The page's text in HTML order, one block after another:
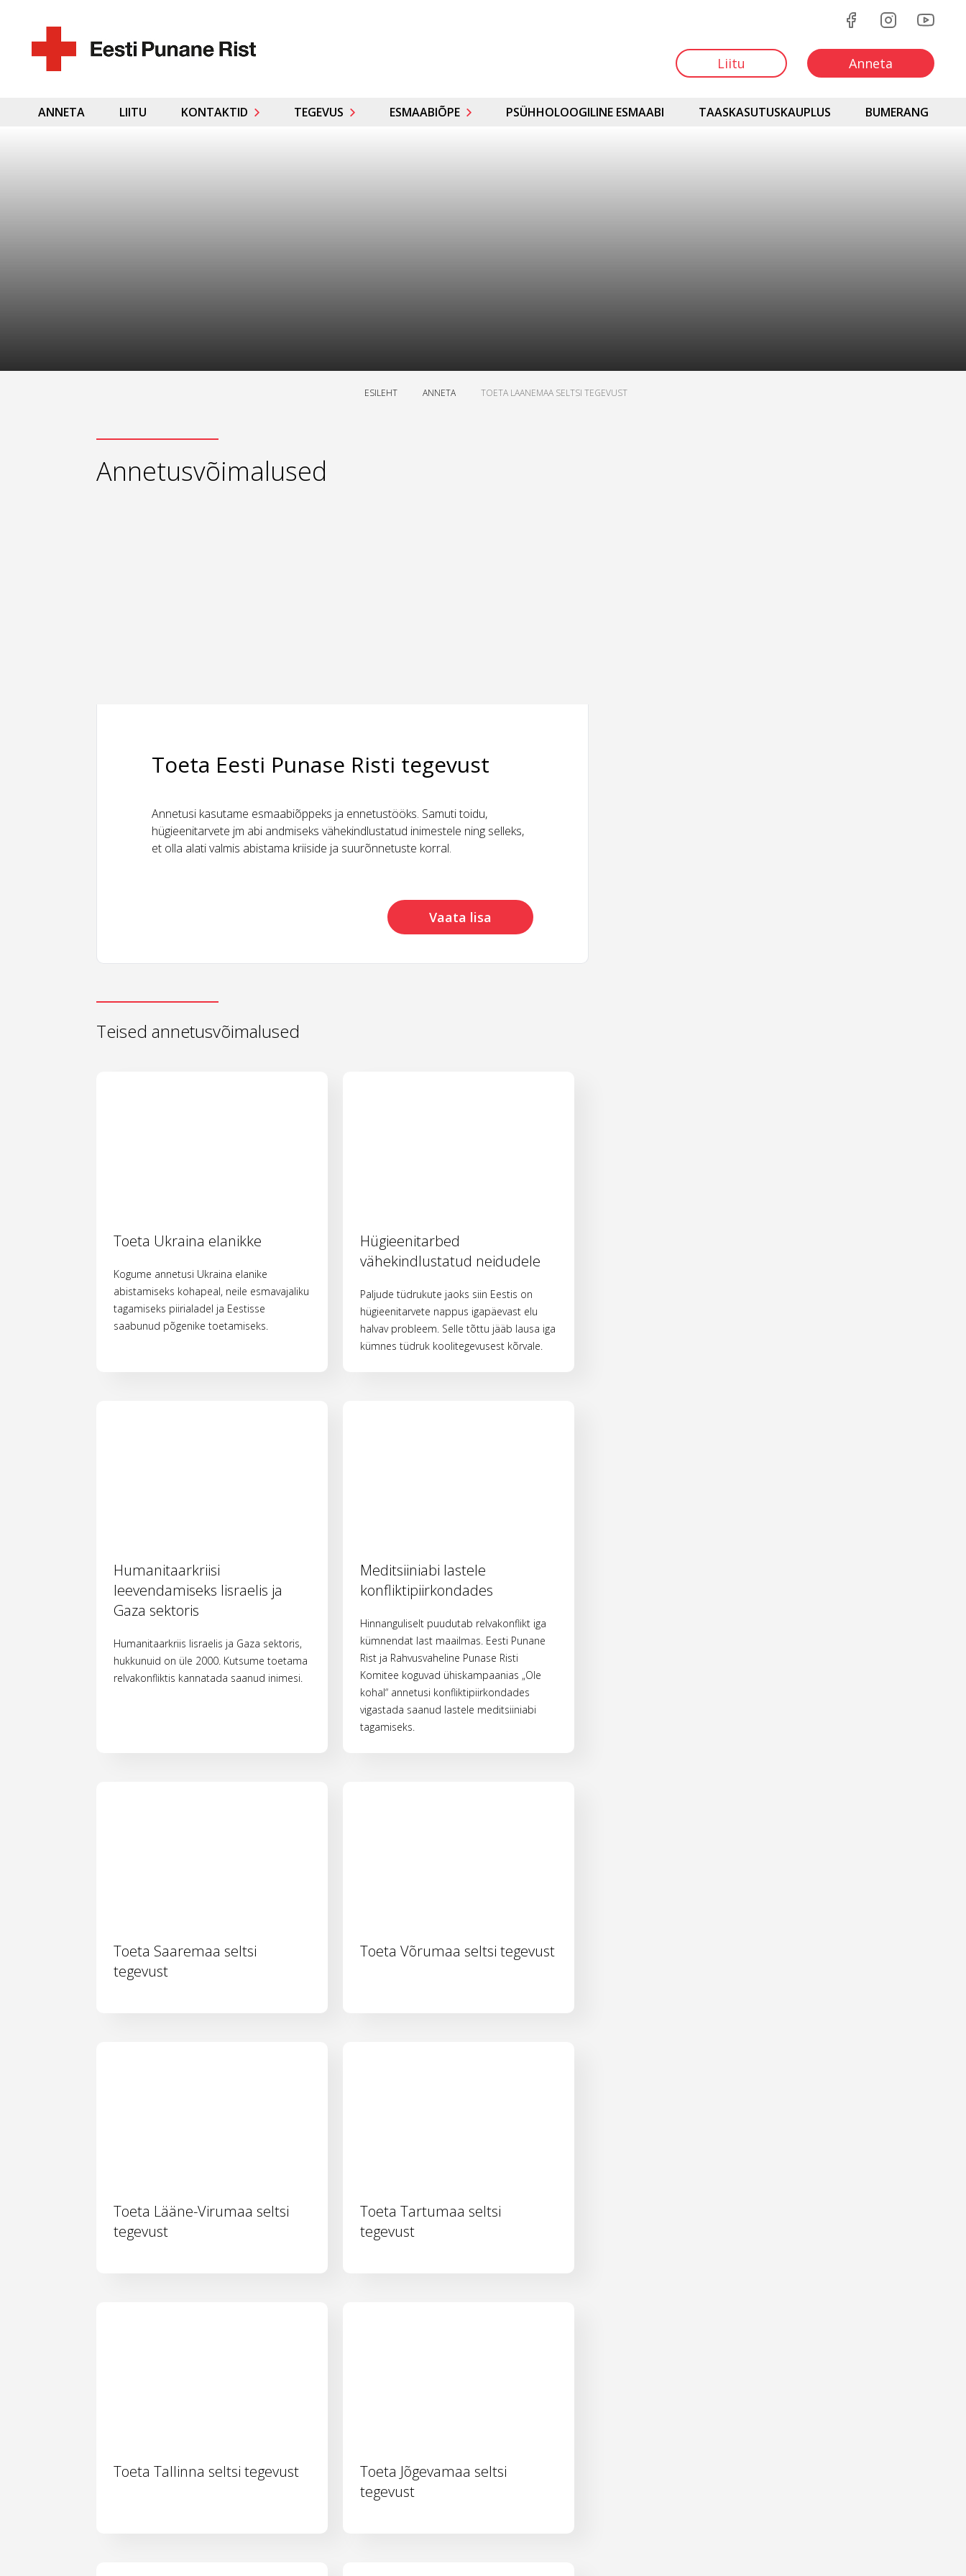
Liitu Anneta
ANNETA LIITU KONTAKTID TEGEVUS ESMAABIÕPE PSÜHHOLOOGILINE ESMAABI TAASKASUTUSKAUPLUS BUMERANG
ESILEHT ANNETA TOETA LAANEMAA SELTSI TEGEVUST
Annetusvõimalused
Toeta Eesti Punase Risti tegevust
Annetusi kasutame esmaabiõppeks ja ennetustööks. Samuti toidu,
hügieenitarvete jm abi andmiseks vähekindlustatud inimestele ning selleks,
et olla alati valmis abistama kriiside ja suurõnnetuste korral.
Vaata lisa
Teised annetusvõimalused
Toeta Ukraina elanikke
Kogume annetusi Ukraina elanike
abistamiseks kohapeal, neile esmavajaliku
tagamiseks piirialadel ja Eestisse
saabunud põgenike toetamiseks.
Hügieenitarbed
vähekindlustatud neidudele
Paljude tüdrukute jaoks siin Eestis on
hügieenitarvete nappus igapäevast elu
halvav probleem. Selle tõttu jääb lausa iga
kümnes tüdruk koolitegevusest kõrvale.
Humanitaarkriisi
leevendamiseks Iisraelis ja
Gaza sektoris
Humanitaarkriis Iisraelis ja Gaza sektoris,
hukkunuid on üle 2000. Kutsume toetama
relvakonfliktis kannatada saanud inimesi.
Meditsiiniabi lastele
konfliktipiirkondades
Hinnanguliselt puudutab relvakonflikt iga
kümnendat last maailmas. Eesti Punane
Rist ja Rahvusvaheline Punase Risti
Komitee koguvad ühiskampaanias „Ole
kohal“ annetusi konfliktipiirkondades
vigastada saanud lastele meditsiiniabi
tagamiseks.
Toeta Saaremaa seltsi
tegevust
Toeta Võrumaa seltsi tegevust
Toeta Lääne-Virumaa seltsi
tegevust
Toeta Tartumaa seltsi
tegevust
Toeta Tallinna seltsi tegevust
Toeta Jõgevamaa seltsi
tegevust